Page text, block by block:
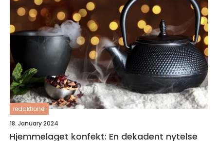
redaktionel
18. January 2024
Hjemmelaget konfekt: En dekadent nytelse